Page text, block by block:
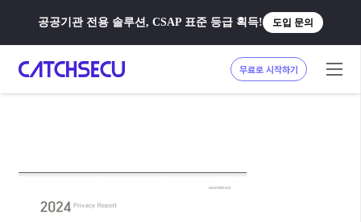
공공기관 전용 솔루션, CSAP 표준 등급 획득! 도입 문의
무료로 시작하기